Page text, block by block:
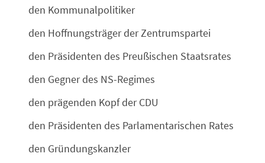
den Kommunalpolitiker
den Hoffnungsträger der Zentrumspartei
den Präsidenten des Preußischen Staatsrates
den Gegner des NS-Regimes
den prägenden Kopf der CDU
den Präsidenten des Parlamentarischen Rates
den Gründungskanzler